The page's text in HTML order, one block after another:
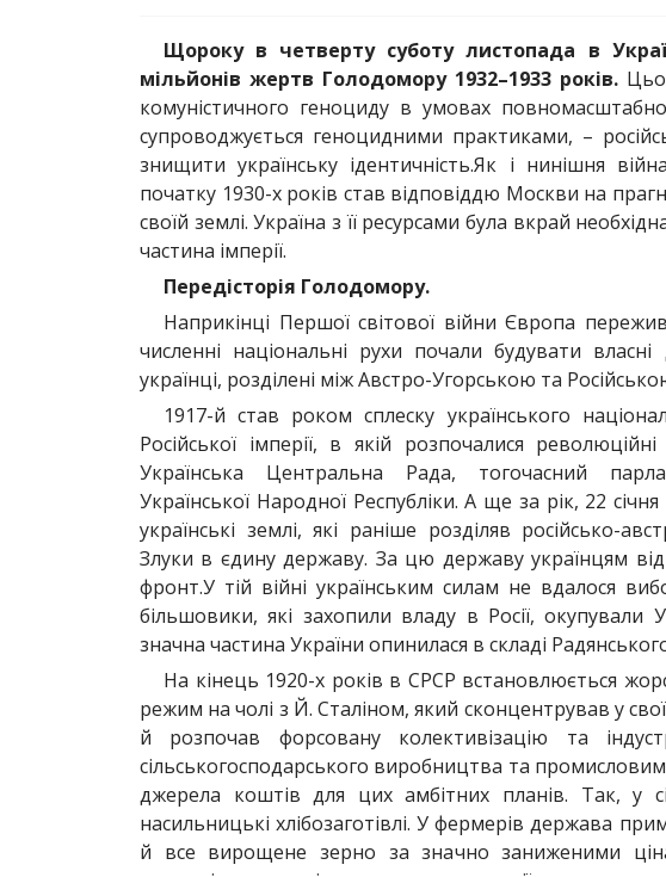
Щороку в четверту суботу листопада в
мільйонів жертв Голодомору 1932–1933 років.
комуністичного геноциду в умовах
супроводжується геноцидними практиками, –
знищити українську ідентичність.Як і нинішня
початку 1930-х років став відповіддю Москви на
своїй землі. Україна з її ресурсами була вкрай
частина імперії.
Передісторія Голодомору.
Наприкінці Першої світової війни Європа
численні національні рухи почали будувати
українці, розділені між Австро-Угорською та
1917-й став роком сплеску українського
Російської імперії, в якій розпочалися
Українська Центральна Рада, тогочасний
Української Народної Республіки. А ще за рік, 22
українські землі, які раніше розділяв російсько-
Злуки в єдину державу. За цю державу українцям
фронт.У тій війні українським силам не вдалося
більшовики, які захопили владу в Росії, окупували
значна частина України опинилася в складі
На кінець 1920-х років в СРСР встановлюється
режим на чолі з Й. Сталіном, який сконцентрував у
й розпочав форсовану колективізацію та
сільськогосподарського виробництва та
джерела коштів для цих амбітних планів. Так, у
насильницькі хлібозаготівлі. У фермерів держава
й все вирощене зерно за значно заниженими